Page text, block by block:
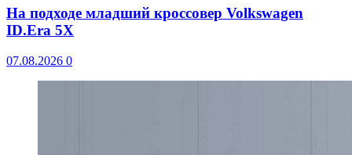
На подходе младший кроссовер Volkswagen
ID.Era 5X
07.08.2026 0